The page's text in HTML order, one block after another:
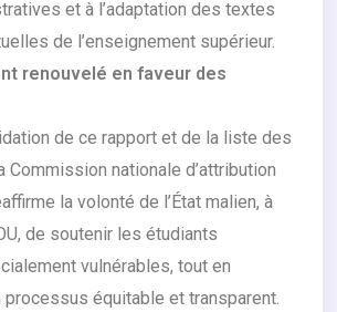
et à l’adaptation des textes
de l’enseignement supérieur.
renouvelé en faveur des
de ce rapport et de la liste des
Commission nationale d’attribution
la volonté de l’État malien, à
de soutenir les étudiants
vulnérables, tout en
processus équitable et transparent.